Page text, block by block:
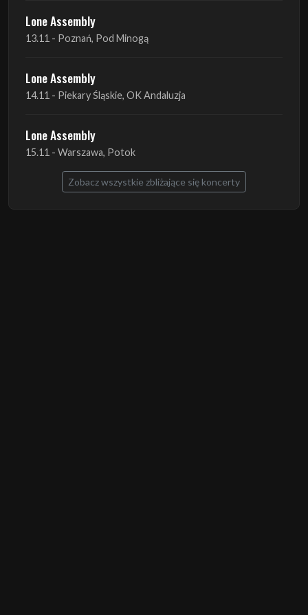
Lone Assembly
14.11 - Piekary Śląskie, OK Andaluzja
Lone Assembly
15.11 - Warszawa, Potok